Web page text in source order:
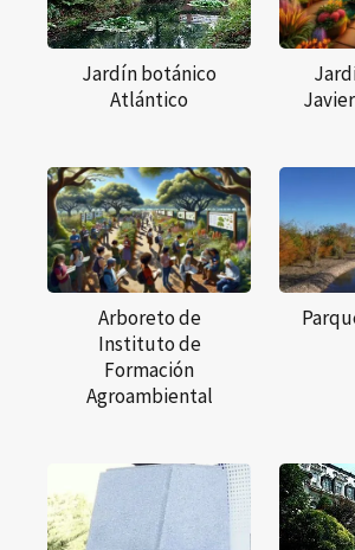
Jardín botánico
Atlántico
Arboreto de
Instituto de
Formación
Agroambiental